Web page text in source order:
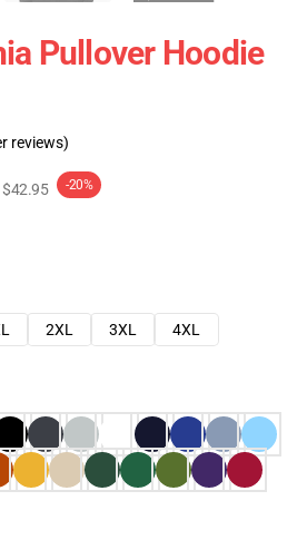
Pullover Hoodie
reviews)
$42.95 -20%
2XL 3XL
4XL